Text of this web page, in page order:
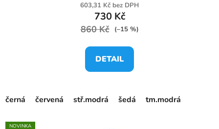
603,31 Kč bez DPH
730 Kč
860 Kč (–15 %)
DETAIL
černá červená stř.modrá šedá tm.modrá
NOVINKA